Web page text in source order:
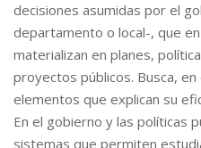
decisiones asumidas por el
departamento o local-, que
materializan en planes,
proyectos públicos. Busca,
elementos que explican su
En el gobierno y las políticas
sistemas que permiten